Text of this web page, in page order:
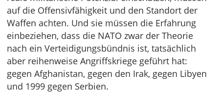
auf die Offensivfähigkeit und den Standort der
Waffen achten. Und sie müssen die Erfahrung
einbeziehen, dass die NATO zwar der Theorie
nach ein Verteidigungsbündnis ist, tatsächlich
aber reihenweise Angriffskriege geführt hat:
gegen Afghanistan, gegen den Irak, gegen Libyen
und 1999 gegen Serbien.